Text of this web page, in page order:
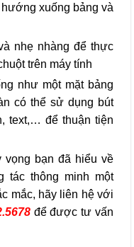
xuống bảng và
nhẹ nhàng để thực
trên máy tính
như một mặt bảng
có thể sử dụng bút
text,… để thuận tiện
vọng bạn đã hiểu về
tác thông minh một
mắc, hãy liên hệ với
để được tư vấn